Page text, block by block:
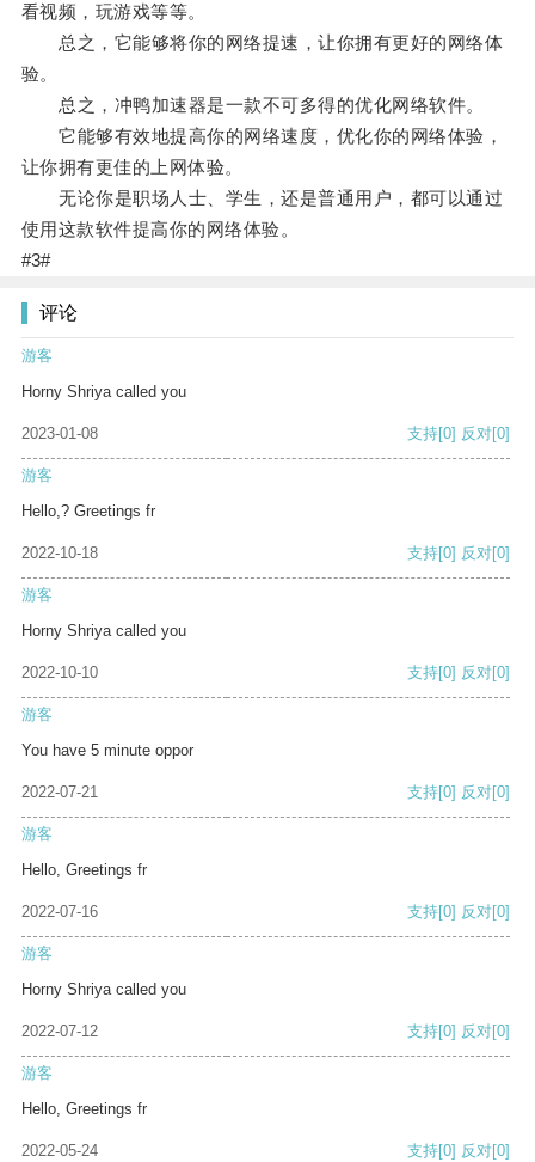
看视频，玩游戏等等。
总之，它能够将你的网络提速，让你拥有更好的网络体
验。
总之，冲鸭加速器是一款不可多得的优化网络软件。
它能够有效地提高你的网络速度，优化你的网络体验，
让你拥有更佳的上网体验。
无论你是职场人士、学生，还是普通用户，都可以通过
使用这款软件提高你的网络体验。
#3#
评论
游客
Horny Shriya called you
2023-01-08 支持[0] 反对[0]
游客
Hello,? Greetings fr
2022-10-18 支持[0] 反对[0]
游客
Horny Shriya called you
2022-10-10 支持[0] 反对[0]
游客
You have 5 minute oppor
2022-07-21 支持[0] 反对[0]
游客
Hello, Greetings fr
2022-07-16 支持[0] 反对[0]
游客
Horny Shriya called you
2022-07-12 支持[0] 反对[0]
游客
Hello, Greetings fr
2022-05-24 支持[0] 反对[0]